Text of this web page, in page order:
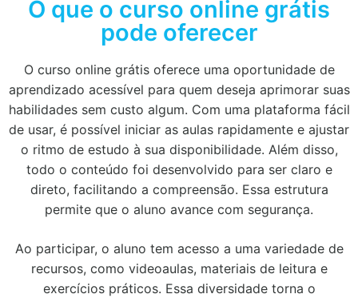
O que o curso online grátis
pode oferecer
O curso online grátis oferece uma oportunidade de
aprendizado acessível para quem deseja aprimorar suas
habilidades sem custo algum. Com uma plataforma fácil
de usar, é possível iniciar as aulas rapidamente e ajustar
o ritmo de estudo à sua disponibilidade. Além disso,
todo o conteúdo foi desenvolvido para ser claro e
direto, facilitando a compreensão. Essa estrutura
permite que o aluno avance com segurança.
Ao participar, o aluno tem acesso a uma variedade de
recursos, como videoaulas, materiais de leitura e
exercícios práticos. Essa diversidade torna o